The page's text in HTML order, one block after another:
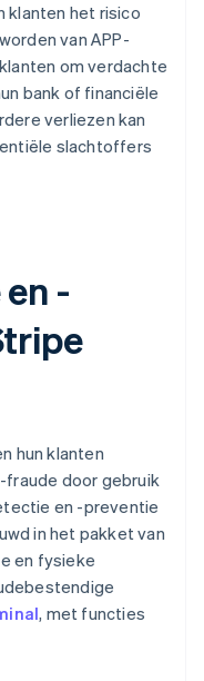
klanten het risico
van APP-
om verdachte
bank of financiële
verliezen kan
slachtoffers
-
hun klanten
door gebruik
en -preventie
in het pakket van
en fysieke
, met functies